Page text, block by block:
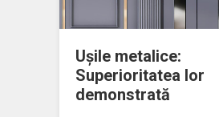
Ușile metalice:
Superioritatea lor
demonstrată